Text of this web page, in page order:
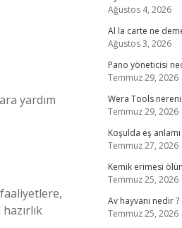
yardım
Ağustos 4, 2026
Al la carte ne
Ağustos 3, 2026
Pano yöneticisi
Temmuz 29, 2026
Wera Tools
Temmuz 29, 2026
Koşulda eş
Temmuz 27, 2026
Kemik erimesi
Temmuz 25, 2026
Av hayvanı nedir ?
Temmuz 25, 2026